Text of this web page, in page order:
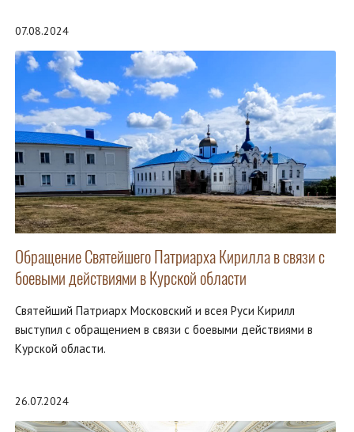
07.08.2024
Обращение Святейшего Патриарха Кирилла в связи с
боевыми действиями в Курской области
Святейший Патриарх Московский и всея Руси Кирилл
выступил с обращением в связи с боевыми действиями в
Курской области.
26.07.2024